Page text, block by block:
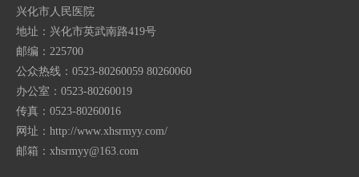
兴化市人民医院
地址：兴化市英武南路419号
邮编：225700
公众热线：0523-80260059 80260060
办公室：0523-80260019
传真：0523-80260016
网址：http://www.xhsrmyy.com/
邮箱： xhsrmyy@163.com